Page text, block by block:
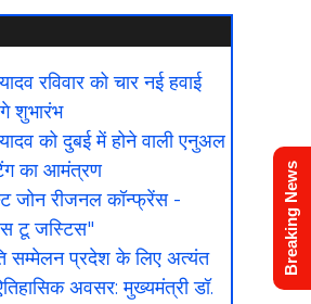
रविवार को चार नई हवाई
शुभारंभ
को दुबई में होने वाली एनुअल
का आमंत्रण
जोन रीजनल कॉन्फ्रेंस -
टू जस्टिस"
सम्मेलन प्रदेश के लिए अत्यंत
अवसर: मुख्यमंत्री डॉ.
Breaking News